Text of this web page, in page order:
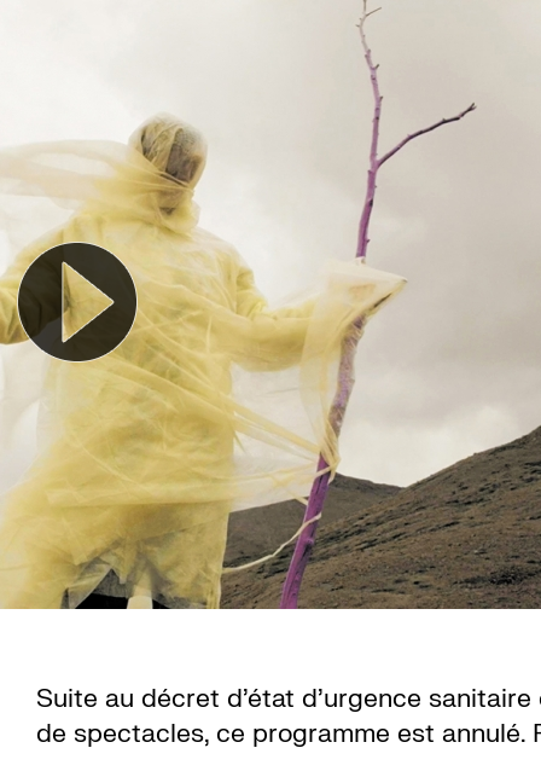
Suite au décret d’état d’urgence
de spectacles, ce programme est annulé.